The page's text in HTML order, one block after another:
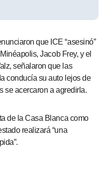
que ICE “asesinó”
Jacob Frey, y el
señalaron que las
conducía su auto lejos de
se acercaron a agredirla.
de la Casa Blanca como
realizará “una